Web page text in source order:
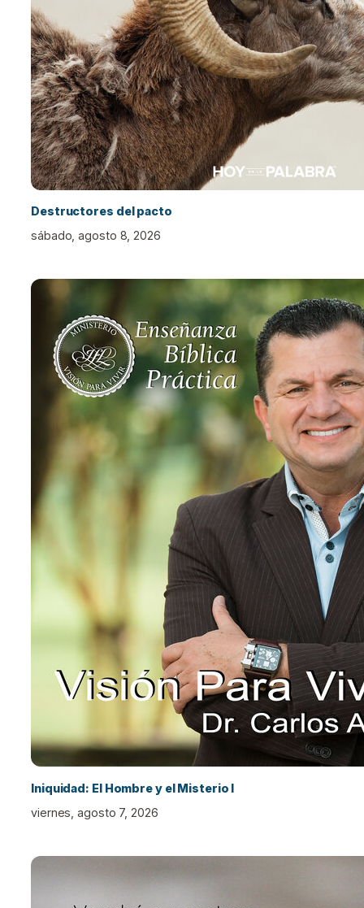
Destructores del pacto
sábado, agosto 8, 2026
Iniquidad: El Hombre y el Misterio I
viernes, agosto 7, 2026